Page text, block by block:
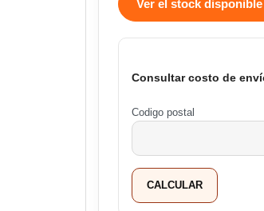
Ver el stock
Consultar costo de
Codigo postal
CALCULAR